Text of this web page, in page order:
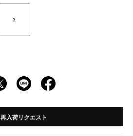
3
再入荷リクエスト